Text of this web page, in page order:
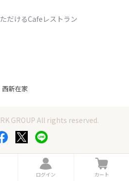
だけるCafeレストラン
西新在家
GROUP All rights reserved.
ロ
グ
ログイン
カ
ー
カート